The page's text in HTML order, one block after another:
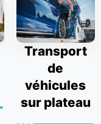
Transport
de
véhicules
sur plateau